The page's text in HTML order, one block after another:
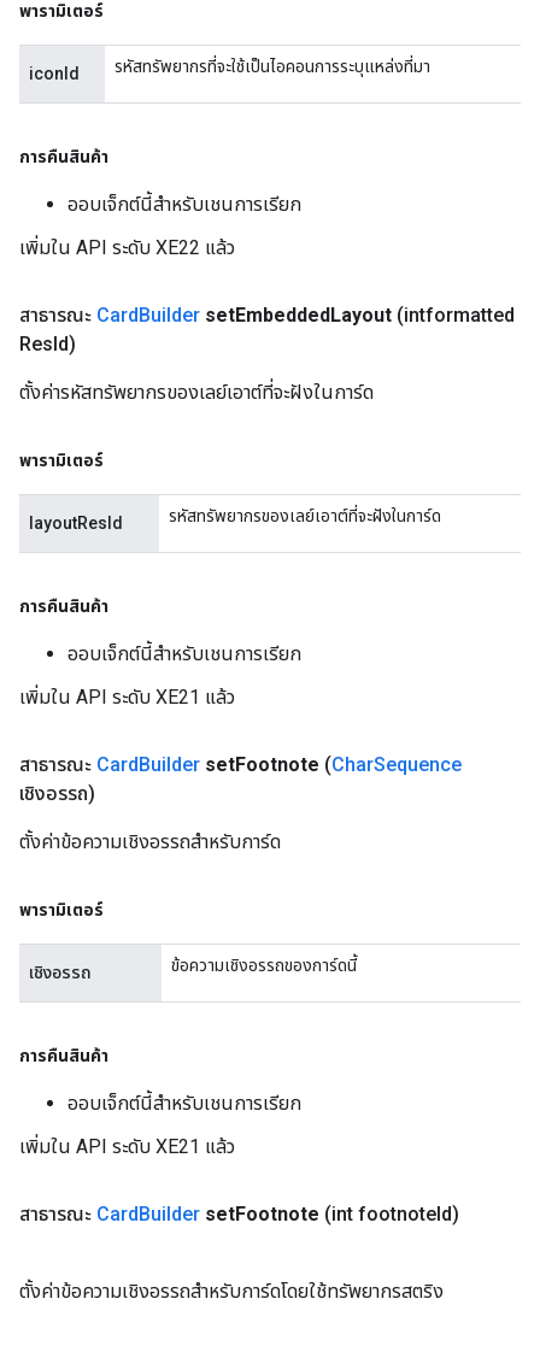
พารามิเตอร์
iconId รหัสทรัพยากรที่จะใช้เป็นไอคอนการระบุแหล่งที่มา
การคืนสินค้า
ออบเจ็กต์นี้สำหรับเชนการเรียก
เพิ่มใน API ระดับ XE22 แล้ว
สาธารณะ CardBuilder setEmbeddedLayout (intformatted
ResId)
ตั้งค่ารหัสทรัพยากรของเลย์เอาต์ที่จะฝังในการ์ด
พารามิเตอร์
layoutResId รหัสทรัพยากรของเลย์เอาต์ที่จะฝังในการ์ด
การคืนสินค้า
ออบเจ็กต์นี้สำหรับเชนการเรียก
เพิ่มใน API ระดับ XE21 แล้ว
สาธารณะ CardBuilder setFootnote (CharSequence
เชิงอรรถ)
ตั้งค่าข้อความเชิงอรรถสำหรับการ์ด
พารามิเตอร์
เชิงอรรถ ข้อความเชิงอรรถของการ์ดนี้
การคืนสินค้า
ออบเจ็กต์นี้สำหรับเชนการเรียก
เพิ่มใน API ระดับ XE21 แล้ว
สาธารณะ CardBuilder setFootnote (int footnoteId)
ตั้งค่าข้อความเชิงอรรถสำหรับการ์ดโดยใช้ทรัพยากรสตริง